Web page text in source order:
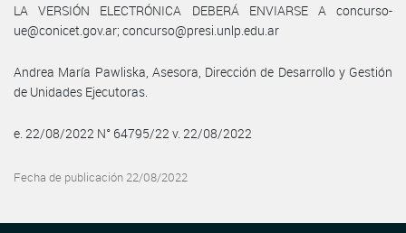
LA VERSIÓN ELECTRÓNICA DEBERÁ ENVIARSE A concurso-
ue@conicet.gov.ar; concurso@presi.unlp.edu.ar
Andrea María Pawliska, Asesora, Dirección de Desarrollo y Gestión
de Unidades Ejecutoras.
e. 22/08/2022 N° 64795/22 v. 22/08/2022
Fecha de publicación 22/08/2022